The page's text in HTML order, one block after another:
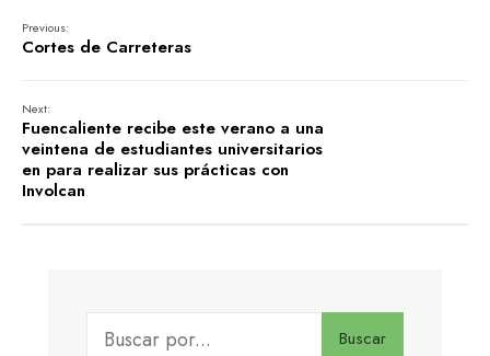
Previous:
Cortes de Carreteras
Next:
Fuencaliente recibe este verano a una
veintena de estudiantes universitarios
en para realizar sus prácticas con
Involcan
Buscar